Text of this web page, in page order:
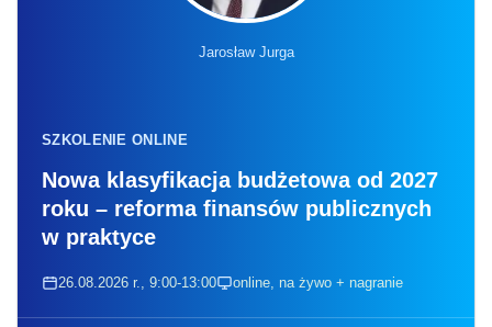
Jarosław Jurga
SZKOLENIE ONLINE
Nowa klasyfikacja budżetowa od 2027
roku – reforma finansów publicznych
w praktyce
26.08.2026 r., 9:00-13:00 online, na żywo + nagranie